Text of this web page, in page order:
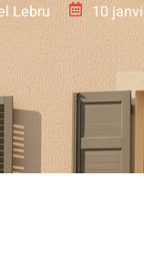
Lebru 10